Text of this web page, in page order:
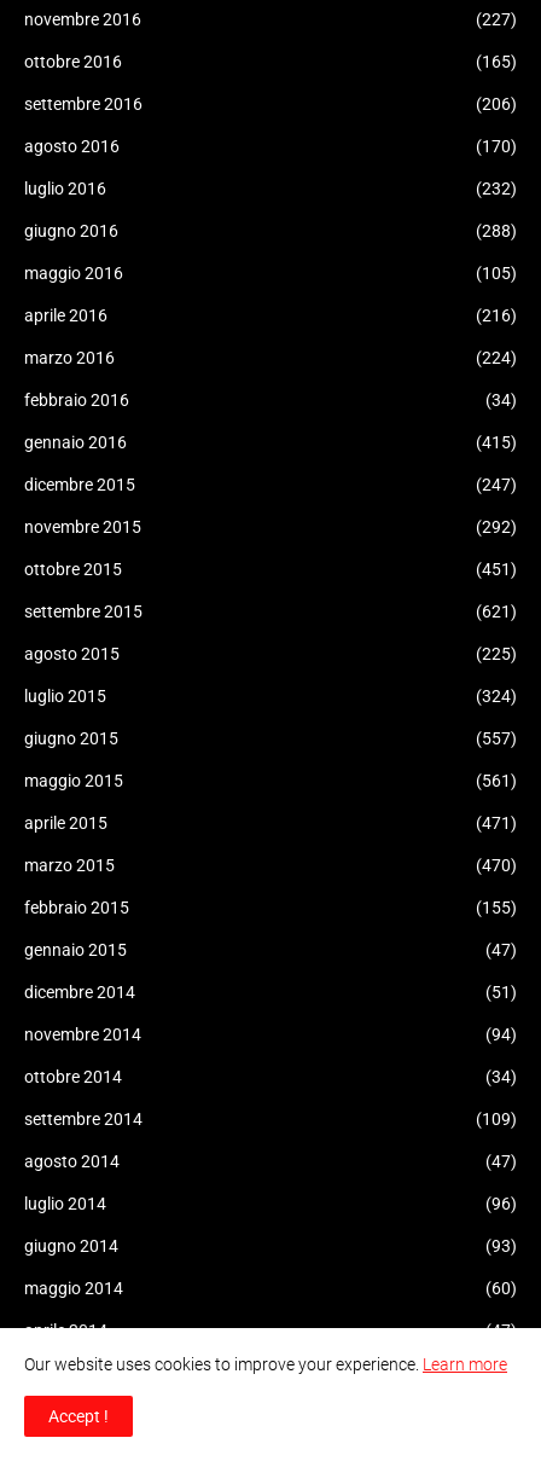
novembre 2016 (227)
ottobre 2016 (165)
settembre 2016 (206)
agosto 2016 (170)
luglio 2016 (232)
giugno 2016 (288)
maggio 2016 (105)
aprile 2016 (216)
marzo 2016 (224)
febbraio 2016 (34)
gennaio 2016 (415)
dicembre 2015 (247)
novembre 2015 (292)
ottobre 2015 (451)
settembre 2015 (621)
agosto 2015 (225)
luglio 2015 (324)
giugno 2015 (557)
maggio 2015 (561)
aprile 2015 (471)
marzo 2015 (470)
febbraio 2015 (155)
gennaio 2015 (47)
dicembre 2014 (51)
novembre 2014 (94)
ottobre 2014 (34)
settembre 2014 (109)
agosto 2014 (47)
luglio 2014 (96)
giugno 2014 (93)
maggio 2014 (60)
aprile 2014 (47)
marzo 2014 (43)
febbraio 2014
Our website uses cookies to improve your experience. Learn more
Accept !